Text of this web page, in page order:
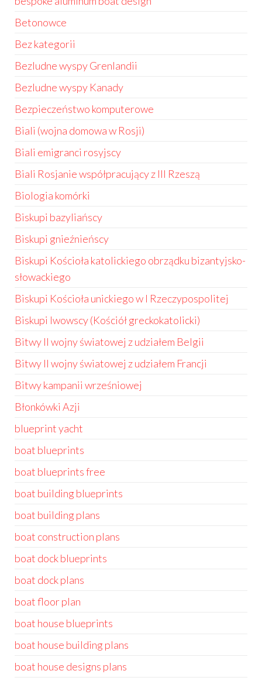
Betonowce
Bez kategorii
Bezludne wyspy Grenlandii
Bezludne wyspy Kanady
Bezpieczeństwo komputerowe
Biali (wojna domowa w Rosji)
Biali emigranci rosyjscy
Biali Rosjanie współpracujący z III Rzeszą
Biologia komórki
Biskupi bazyliańscy
Biskupi gnieźnieńscy
Biskupi Kościoła katolickiego obrządku bizantyjsko-
słowackiego
Biskupi Kościoła unickiego w I Rzeczypospolitej
Biskupi lwowscy (Kościół greckokatolicki)
Bitwy II wojny światowej z udziałem Belgii
Bitwy II wojny światowej z udziałem Francji
Bitwy kampanii wrześniowej
Błonkówki Azji
blueprint yacht
boat blueprints
boat blueprints free
boat building blueprints
boat building plans
boat construction plans
boat dock blueprints
boat dock plans
boat floor plan
boat house blueprints
boat house building plans
boat house designs plans